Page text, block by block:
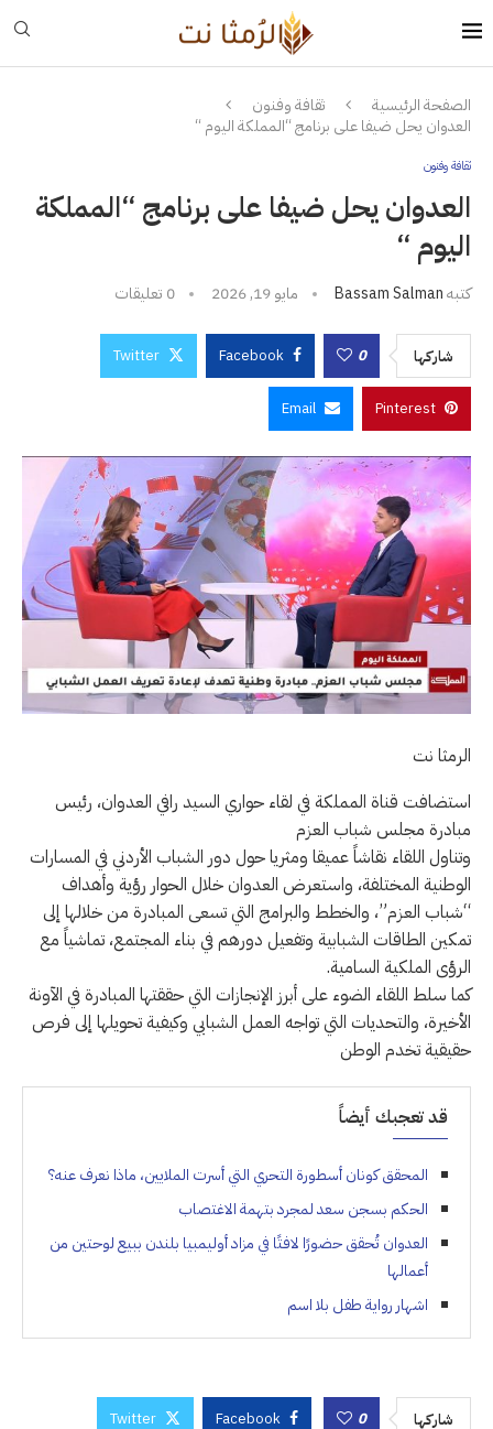
الصفحة الرئيسية
ثقافة وفنون
العدوان يحل ضيفا على برنامج “المملكة اليوم “
ثقافة وفنون
العدوان يحل ضيفا على برنامج “المملكة
اليوم “
كتبهBassam Salman مايو 19, 2026 0 تعليقات
شاركها 0
Facebook
Twitter
Pinterest
Email
الرمثا نت
استضافت قناة المملكة في لقاء حواري السيد رافي العدوان، رئيس
مبادرة مجلس شباب العزم
وتناول اللقاء نقاشاً عميقا ومثريا حول دور الشباب الأردني في المسارات
الوطنية المختلفة، واستعرض العدوان خلال الحوار رؤية وأهداف
“شباب العزم”، والخطط والبرامج التي تسعى المبادرة من خلالها إلى
تمكين الطاقات الشبابية وتفعيل دورهم في بناء المجتمع، تماشياً مع
الرؤى الملكية السامية.
كما سلط اللقاء الضوء على أبرز الإنجازات التي حققتها المبادرة في الآونة
الأخيرة، والتحديات التي تواجه العمل الشبابي وكيفية تحويلها إلى فرص
حقيقية تخدم الوطن
قد تعجبك أيضاً
المحقق كونان أسطورة التحري التي أسرت الملايين، ماذا نعرف عنه؟
الحكم بسجن سعد لمجرد بتهمة الاغتصاب
العدوان تُحقق حضورًا لافتًا في مزاد أوليمبيا بلندن ببيع لوحتين من
أعمالها
اشهار رواية طفل بلا اسم
شاركها 0
Facebook
Twitter